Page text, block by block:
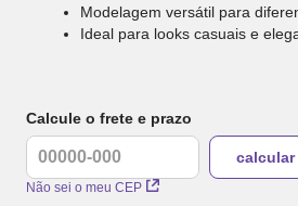
Modelagem versátil para
Ideal para looks casuais e
Calcule o frete e prazo
Não sei o meu CEP